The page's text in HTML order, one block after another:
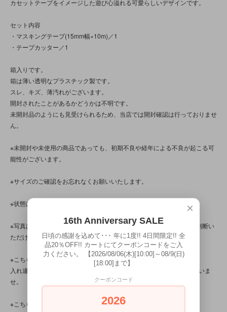
カセットテープをイメージした遊び心溢れる可愛らしいデザインです。
セット内容
・マスキングテープ(15mm幅×10m)／1
・テープカッター／1
箱入りです。
箱は薄い透明なプラスチック製です。
スレ、キズ、薄汚れがございます。
開封されたことがあるかどうかは不明です。
未開封品のようにも見受けられるため、当店では開封確認は行っておりませ
ん。
※未開封や未使用の商品であっても、初期不良や経年による不良が起こる可
能性がございます。
※サイズのご確認をお忘れなくお願いいたします。
※状態は、5枚の写真と併せてご確認ください。
※写真は、光の当たり方によって見え方が変わるため、トータル的に判断い
ただけると幸いです。
※こちらの商品は店頭でも販売しています。
入れ違いで完売してしまう場合がございます。その際はご容赦くださいま
せ。
※こちらの商品は、中古・ヴィンテージ品です。
×
16th Anniversary SALE
日頃の感謝を込めて･･･ 年に1度!! 4日間限定!! 全
品20％OFF!! カートにてクーポンコードをご入
力ください。 【2026/08/06(木)[10:00]～08/9(日)
[18:00]まで】
クーポンコード
2026